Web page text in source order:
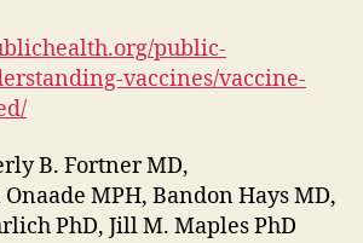
public-
vaccines/vaccine-
B. Fortner MD,
MPH, Bandon Hays MD,
PhD, Jill M. Maples PhD